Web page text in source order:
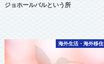
ジョホールバルという所
海外生活・海外移住